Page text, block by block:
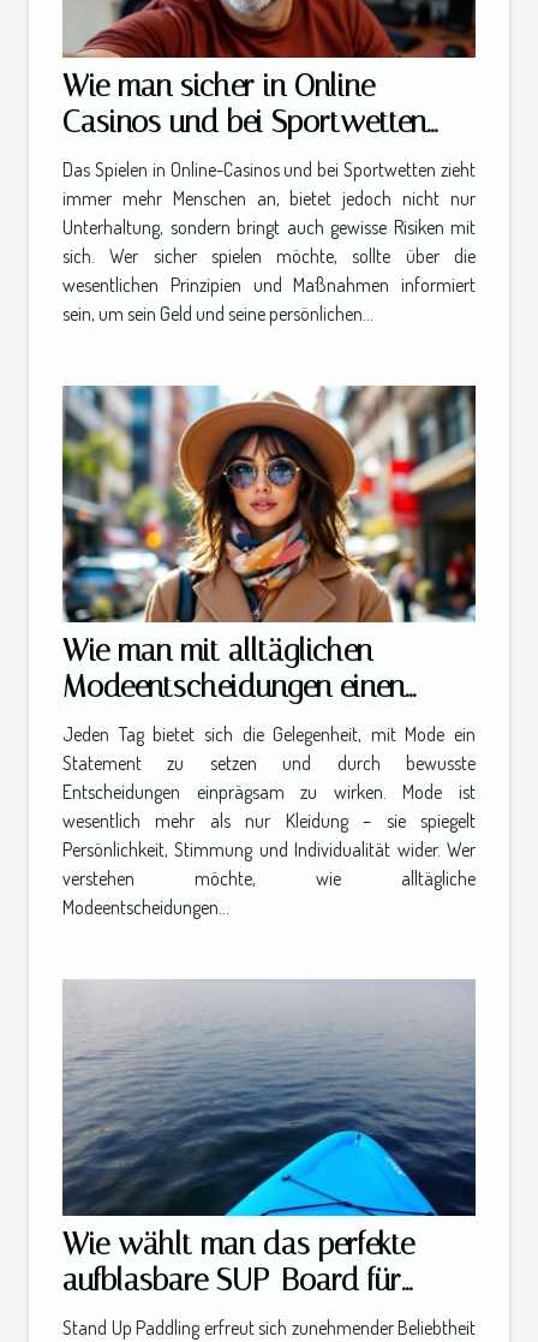
Wie man sicher in Online-
Casinos und bei Sportwetten
spielt
Das Spielen in Online-Casinos und bei Sportwetten zieht
immer mehr Menschen an, bietet jedoch nicht nur
Unterhaltung, sondern bringt auch gewisse Risiken mit
sich. Wer sicher spielen möchte, sollte über die
wesentlichen Prinzipien und Maßnahmen informiert
sein, um sein Geld und seine persönlichen...
Wie man mit alltäglichen
Modeentscheidungen einen
bleibenden Eindruck hinterlässt
Jeden Tag bietet sich die Gelegenheit, mit Mode ein
Statement zu setzen und durch bewusste
Entscheidungen einprägsam zu wirken. Mode ist
wesentlich mehr als nur Kleidung – sie spiegelt
Persönlichkeit, Stimmung und Individualität wider. Wer
verstehen möchte, wie alltägliche
Modeentscheidungen...
Wie wählt man das perfekte
aufblasbare SUP-Board für
Anfänger aus?
Stand Up Paddling erfreut sich zunehmender Beliebtheit